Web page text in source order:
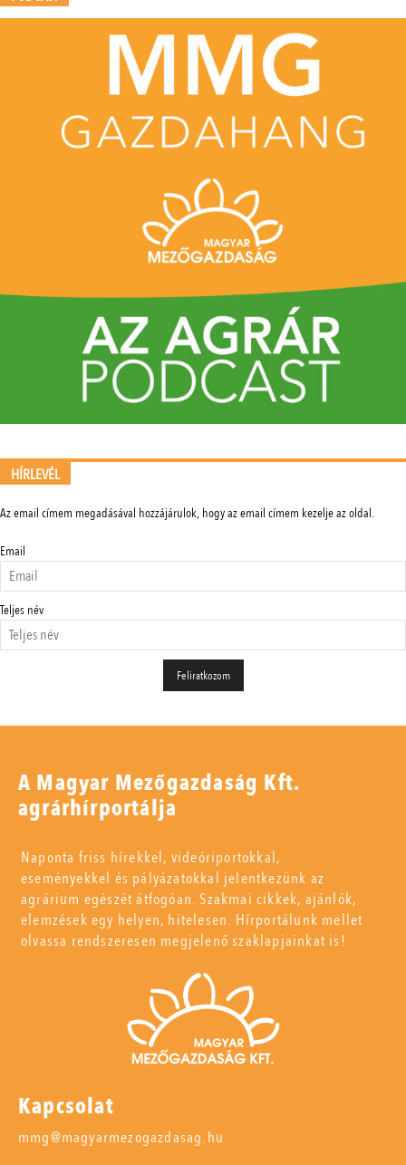
HÍRLEVÉL
Az email címem megadásával hozzájárulok, hogy az email címem kezelje az oldal.
Email
Teljes név
A Magyar Mezőgazdaság Kft.
agrárhírportálja
Naponta friss hírekkel, videóriportokkal,
eseményekkel és pályázatokkal jelentkezünk az
agrárium egészét átfogóan. Szakmai cikkek, ajánlók,
elemzések egy helyen, hitelesen. Hírportálunk mellet
olvassa rendszeresen megjelenő szaklapjainkat is!
Kapcsolat
mmg@magyarmezogazdasag.hu